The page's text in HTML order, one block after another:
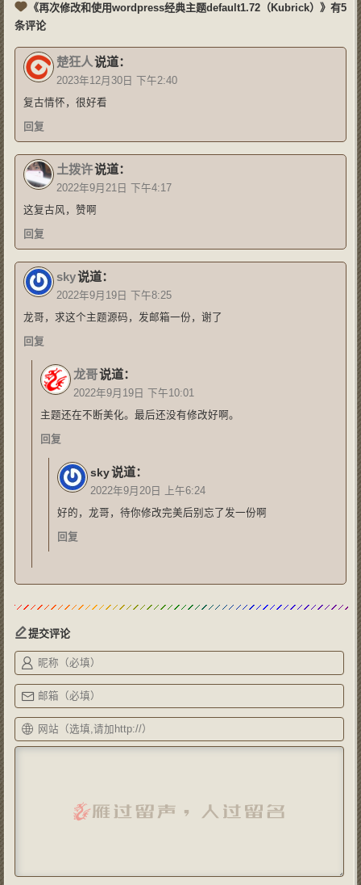
《再次修改和使用wordpress经典主题default1.72（Kubrick）》有5
条评论
楚狂人说道：
2023年12月30日 下午2:40
复古情怀，很好看
回复
土拨许说道：
2022年9月21日 下午4:17
这复古风，赞啊
回复
sky说道：
2022年9月19日 下午8:25
龙哥，求这个主题源码，发邮箱一份，谢了
回复
龙哥说道：
2022年9月19日 下午10:01
主题还在不断美化。最后还没有修改好啊。
回复
sky说道：
2022年9月20日 上午6:24
好的，龙哥，待你修改完美后别忘了发一份啊
回复
提交评论